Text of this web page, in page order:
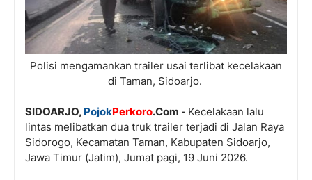
Polisi mengamankan trailer usai terlibat kecelakaan
di Taman, Sidoarjo.
SIDOARJO, PojokPerkoro.Com - Kecelakaan lalu
lintas melibatkan dua truk trailer terjadi di Jalan Raya
Sidorogo, Kecamatan Taman, Kabupaten Sidoarjo,
Jawa Timur (Jatim), Jumat pagi, 19 Juni 2026.